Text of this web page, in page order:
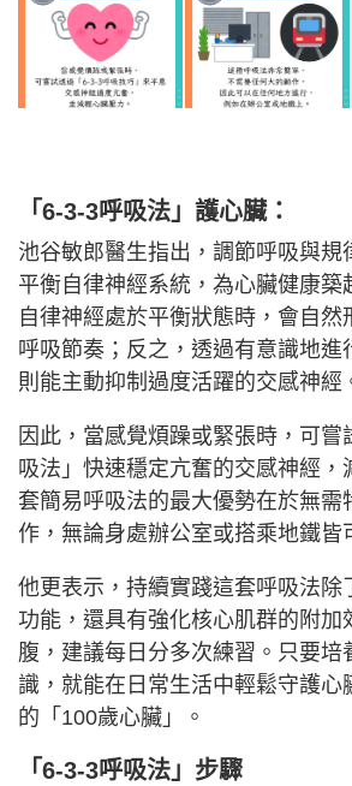
「6-3-3呼吸法」護心臟：
池谷敏郎醫生指出，調節呼吸與規
平衡自律神經系統，為心臟健康築
自律神經處於平衡狀態時，會自然
呼吸節奏；反之，透過有意識地進
則能主動抑制過度活躍的交感神經
因此，當感覺煩躁或緊張時，可嘗
吸法」快速穩定亢奮的交感神經，
套簡易呼吸法的最大優勢在於無需
作，無論身處辦公室或搭乘地鐵皆
他更表示，持續實踐這套呼吸法除
功能，還具有強化核心肌群的附加
腹，建議每日分多次練習。只要培
識，就能在日常生活中輕鬆守護心
的「100歲心臟」。
「6-3-3呼吸法」步驟